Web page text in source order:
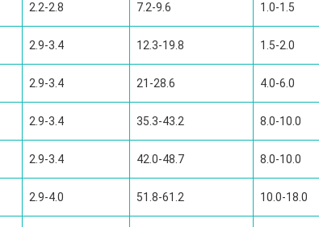
2.2-2.8 7.2-9.6 1.0-1.5
2.9-3.4 12.3-19.8 1.5-2.0
2.9-3.4 21-28.6 4.0-6.0
2.9-3.4 35.3-43.2 8.0-10.0
2.9-3.4 42.0-48.7 8.0-10.0
2.9-4.0 51.8-61.2 10.0-18.0